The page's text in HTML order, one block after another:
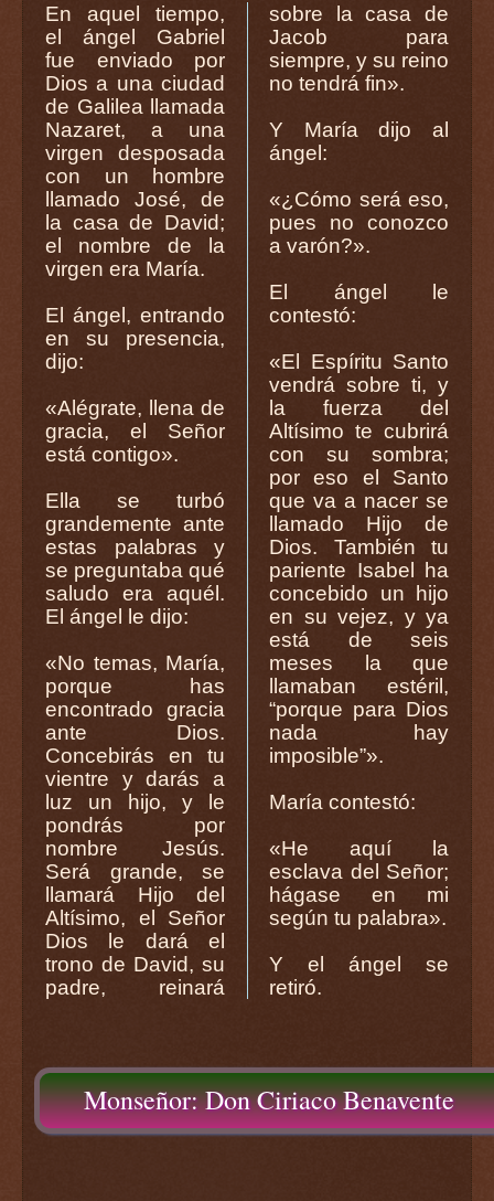
En aquel tiempo,
el ángel Gabriel
fue enviado por
Dios a una ciudad
de Galilea llamada
Nazaret, a una
virgen desposada
con un hombre
llamado José, de
la casa de David;
el nombre de la
virgen era María.
El ángel, entrando
en su presencia,
dijo:
«Alégrate, llena de
gracia, el Señor
está contigo».
Ella se turbó
grandemente ante
estas palabras y
se preguntaba qué
saludo era aquél.
El ángel le dijo:
«No temas, María,
porque has
encontrado gracia
ante Dios.
Concebirás en tu
vientre y darás a
luz un hijo, y le
pondrás por
nombre Jesús.
Será grande, se
llamará Hijo del
Altísimo, el Señor
Dios le dará el
trono de David, su
padre, reinará
sobre la casa de
Jacob para
siempre, y su reino
no tendrá fin».
Y María dijo al
ángel:
«¿Cómo será eso,
pues no conozco
a varón?».
El ángel le
contestó:
«El Espíritu Santo
vendrá sobre ti, y
la fuerza del
Altísimo te cubrirá
con su sombra;
por eso el Santo
que va a nacer se
llamado Hijo de
Dios. También tu
pariente Isabel ha
concebido un hijo
en su vejez, y ya
está de seis
meses la que
llamaban estéril,
“porque para Dios
nada hay
imposible”».
María contestó:
«He aquí la
esclava del Señor;
hágase en mi
según tu palabra».
Y el ángel se
retiró.
Monseñor: Don Ciriaco Benavente